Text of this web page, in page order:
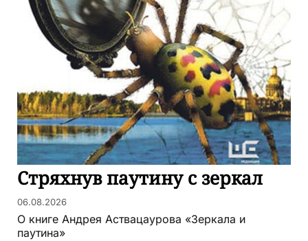
Стряхнув паутину с зеркал
06.08.2026
О книге Андрея Аствацаурова «Зеркала и
паутина»